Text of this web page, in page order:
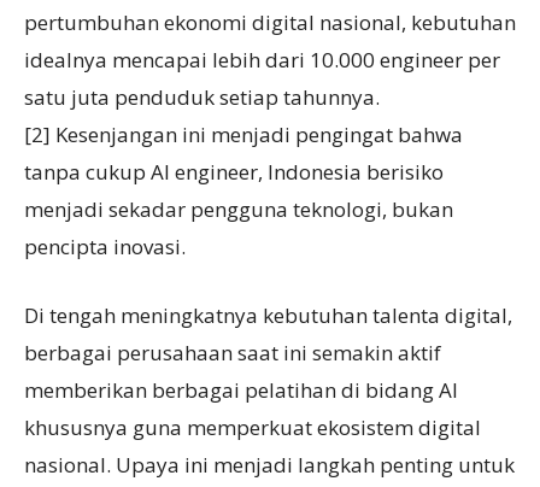
pertumbuhan ekonomi digital nasional, kebutuhan
idealnya mencapai lebih dari 10.000 engineer per
satu juta penduduk setiap tahunnya.
[2] Kesenjangan ini menjadi pengingat bahwa
tanpa cukup AI engineer, Indonesia berisiko
menjadi sekadar pengguna teknologi, bukan
pencipta inovasi.
Di tengah meningkatnya kebutuhan talenta digital,
berbagai perusahaan saat ini semakin aktif
memberikan berbagai pelatihan di bidang AI
khususnya guna memperkuat ekosistem digital
nasional. Upaya ini menjadi langkah penting untuk